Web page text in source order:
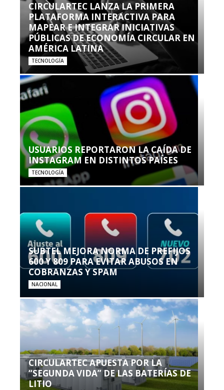
CIRCULARTEC LANZA LA PRIMERA
PLATAFORMA INTERACTIVA PARA
MAPEAR E INTEGRAR INICIATIVAS
PÚBLICAS DE ECONOMÍA CIRCULAR EN
AMÉRICA LATINA
TECNOLOGÍA
USUARIOS REPORTARON LA CAÍDA DE
INSTAGRAM EN DISTINTOS PAÍSES
TECNOLOGÍA
SUBTEL MEJORA NORMA DE PREFIJOS
600 Y 809 PARA EVITAR ABUSOS EN
COBRANZAS Y SPAM
NACIONAL
CIRCULARTEC APUESTA POR LA
“SEGUNDA VIDA” DE LAS BATERÍAS DE
LITIO